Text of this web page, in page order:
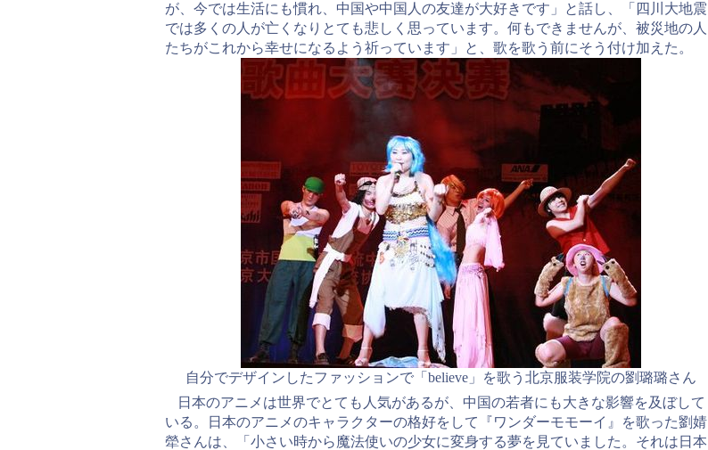
が、今では生活にも慣れ、中国や中国人の友達が大好きです」と話し、「四川大地震
では多くの人が亡くなりとても悲しく思っています。何もできませんが、被災地の人
たちがこれから幸せになるよう祈っています」と、歌を歌う前にそう付け加えた。
自分でデザインしたファッションで「believe」を歌う北京服装学院の劉璐璐さん
日本のアニメは世界でとても人気があるが、中国の若者にも大きな影響を及ぼして
いる。日本のアニメのキャラクターの格好をして『ワンダーモモーイ』を歌った劉婧
犖さんは、「小さい時から魔法使いの少女に変身する夢を見ていました。それは日本